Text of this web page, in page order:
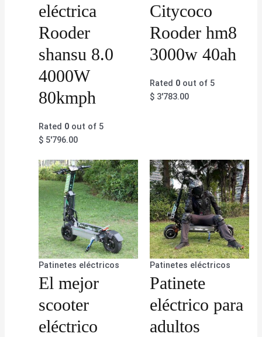
eléctrica
Rooder
shansu 8.0
4000W
80kmph
Rated 0 out of 5
$ 5'796.00
Citycoco
Rooder hm8
3000w 40ah
Rated 0out of 5
$3'783.00
Patinetes eléctricos
El mejor
scooter
eléctrico
Patinetes eléctricos
Patinete
eléctrico para
adultos